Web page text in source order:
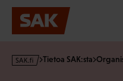
Hyppää
sisältöön
s
Tietoa SAK:sta